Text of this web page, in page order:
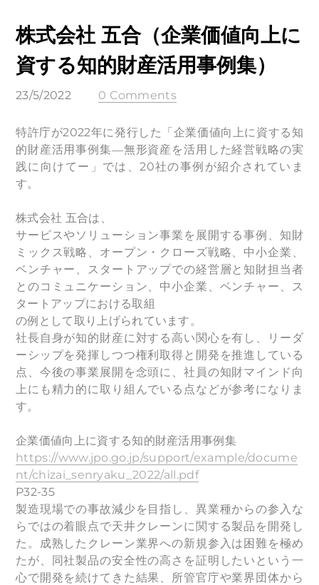
株式会社 五合（企業価値向上に
資する知的財産活用事例集）
23/5/2022 0 Comments
特許庁が2022年に発行した「企業価値向上に資する知
的財産活用事例集―無形資産を活用した経営戦略の実
践に向けてー」では、20社の事例が紹介されていま
す。
株式会社 五合は、
サービスやソリューション事業を展開する事例、知財
ミックス戦略、オープン・クローズ戦略、中小企業、
ベンチャー、スタートアップでの経営層と知財担当者
とのコミュニケーション、中小企業、ベンチャー、ス
タートアップにおける取組
の例として取り上げられています。
社長自身が知的財産に対する高い関心を有し、リーダ
ーシップを発揮しつつ権利取得と開発を推進している
点、今後の事業展開を念頭に、社員の知財マインド向
上にも精力的に取り組んでいる点などが参考になりま
す。
企業価値向上に資する知的財産活用事例集
https://www.jpo.go.jp/support/example/docume
nt/chizai_senryaku_2022/all.pdf
P32-35
製造現場での事故減少を目指し、異業種からの参入な
らではの着眼点で天井クレーンに関する製品を開発し
た。成熟したクレーン業界への新規参入は困難を極め
たが、同社製品の安全性の高さを証明したいという一
心で開発を続けてきた結果、所管官庁や業界団体から